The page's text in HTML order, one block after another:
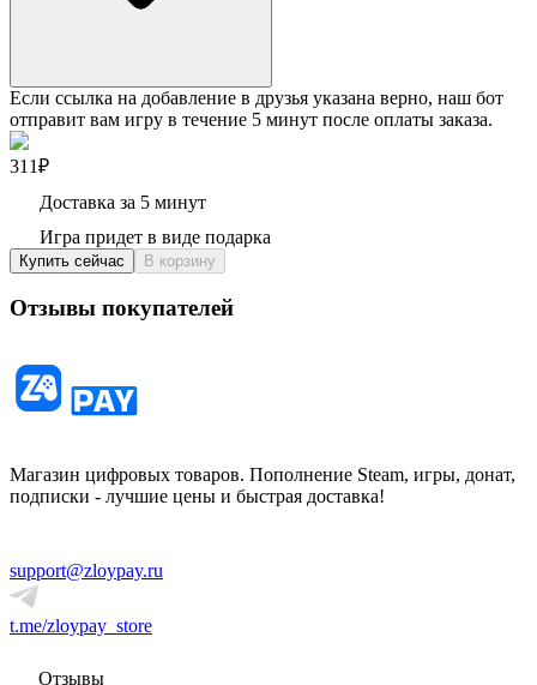
Если ссылка на добавление в друзья указана верно, наш бот
отправит вам игру в течение 5 минут после оплаты заказа.
311₽
Доставка за 5 минут
Игра придет в виде подарка
Купить сейчас В корзину
Отзывы покупателей
Магазин цифровых товаров. Пополнение Steam, игры, донат,
подписки - лучшие цены и быстрая доставка!
support@zloypay.ru
t.me/zloypay_store
Отзывы